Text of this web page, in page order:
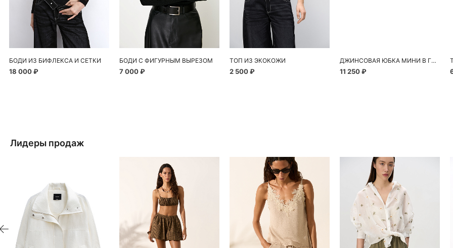
БОДИ ИЗ БИФЛЕКСА И СЕТКИ
18 000 ₽
БОДИ С ФИГУРНЫМ ВЫРЕЗОМ
7 000 ₽
ТОП ИЗ ЭКОКОЖИ
2 500 ₽
ДЖИНСОВАЯ ЮБКА МИНИ В ГОРОШЕК
11 250 ₽
Лидеры продаж